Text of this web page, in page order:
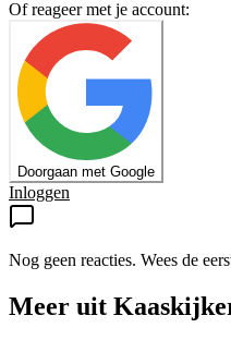
Of reageer met je account:
Doorgaan met Google
Inloggen
Nog geen reacties. Wees de
Meer uit